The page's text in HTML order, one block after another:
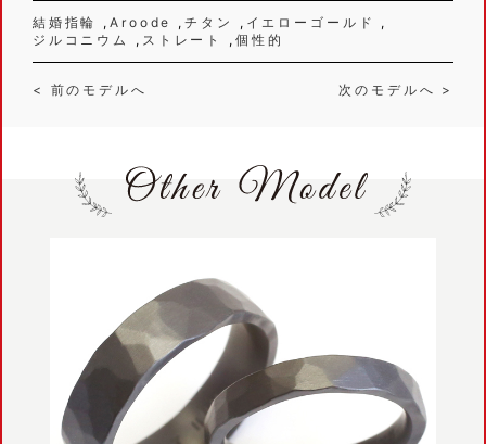
結婚指輪
Aroode チタン
イエローゴールド
ジルコニウム
ストレート 個性的
< 前のモデルへ 次のモデルへ >